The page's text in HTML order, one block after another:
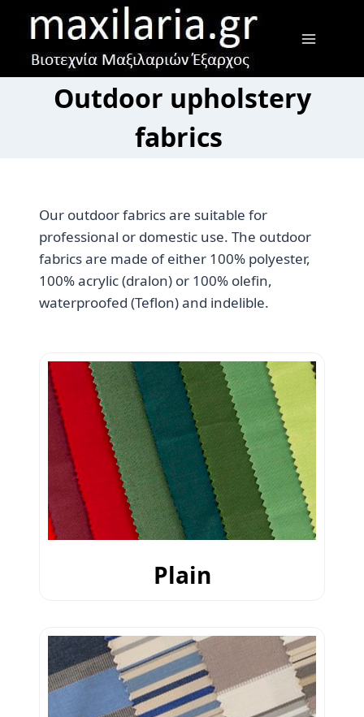
content
Outdoor upholstery
fabrics
Our outdoor fabrics are suitable for
professional or domestic use. The outdoor
fabrics are made of either 100% polyester,
100% acrylic (dralon) or 100% olefin,
waterproofed (Teflon) and indelible.
Plain